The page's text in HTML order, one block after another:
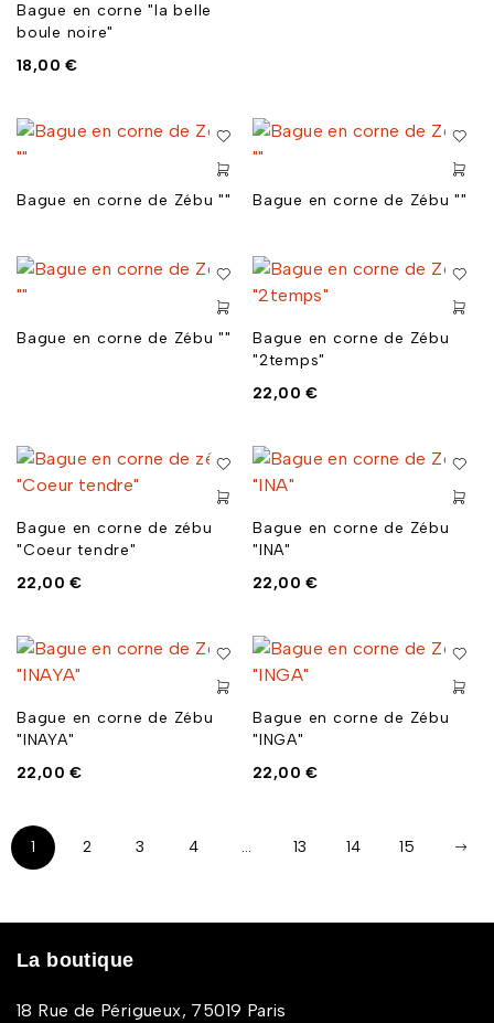
Bague en corne "la belle
boule noire"
18,00€
Bague en corne de Zébu "" Bague en corne de Zébu ""
Bague en corne de Zébu ""
Bague en corne de Zébu
"2temps"
22,00€
Bague en corne de zébu
"Coeur tendre"
22,00€
Bague en corne de Zébu
"INA"
22,00€
Bague en corne de Zébu
"INAYA"
22,00€
Bague en corne de Zébu
"INGA"
22,00€
1 2 3 4 … 13 14 15
La boutique
18 Rue de Périgueux, 75019 Paris